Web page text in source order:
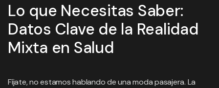
Lo que Necesitas Saber:
Datos Clave de la Realidad
Mixta en Salud
Fíjate, no estamos hablando de una moda pasajera. La